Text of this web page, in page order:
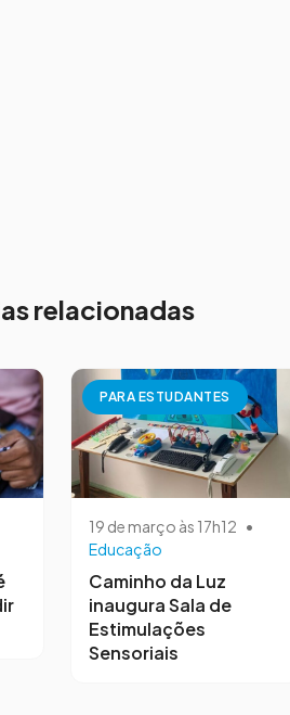
relacionadas
PARA ESTUDANTES
19 de março às 17h12 •
Educação
Caminho da Luz
inaugura Sala de
Estimulações
Sensoriais